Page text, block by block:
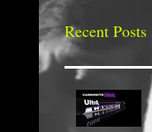
Recent Posts